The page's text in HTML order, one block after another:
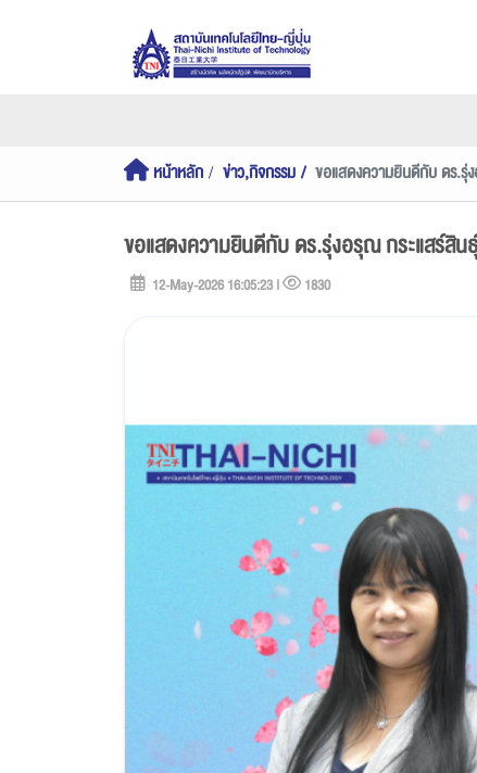
หน้าหลัก ข่าว,กิจกรรม ขอแสดงความยินดีกับ ดร.รุ่
ขอแสดงความยินดีกับ ดร.รุ่งอรุณ กระแสร์สิ
12-May-2026 16:05:23 | 1830